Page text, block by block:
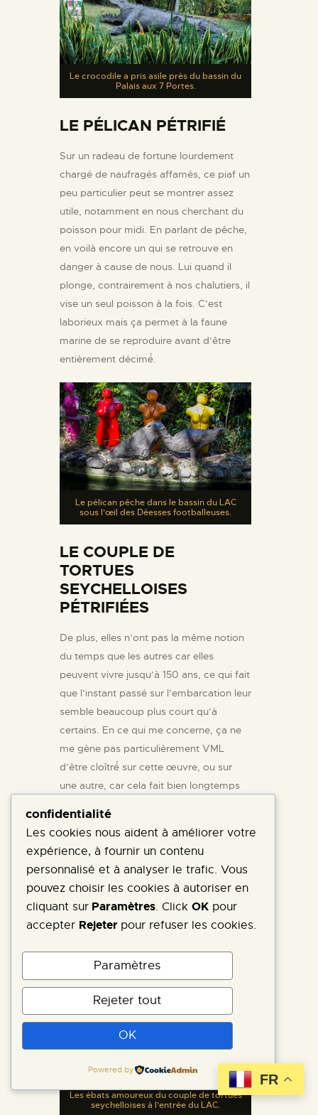
Le crocodile a pris asile près du bassin du
Palais aux 7 Portes.
LE PÉLICAN PÉTRIFIÉ
Sur un radeau de fortune lourdement
chargé de naufragés affamés, ce piaf un
peu particulier peut se montrer assez
utile, notamment en nous cherchant du
poisson pour midi. En parlant de pêche,
en voilà encore un qui se retrouve en
danger à cause de nous. Lui quand il
plonge, contrairement à nos chalutiers, il
vise un seul poisson à la fois. C’est
laborieux mais ça permet à la faune
marine de se reproduire avant d’être
entièrement décimé́.
Le pélican pêche dans le bassin du LAC
sous l’œil des Déesses footballeuses.
LE COUPLE DE
TORTUES
SEYCHELLOISES
PÉTRIFIÉES
De plus, elles n’ont pas la même notion
du temps que les autres car elles
peuvent vivre jusqu’à 150 ans, ce qui fait
que l’instant passé sur l’embarcation leur
semble beaucoup plus court qu’à
certains. En ce qui me concerne, ça ne
me gène pas particulièrement VML
d’être cloîtré́ sur cette œuvre, ou sur
une autre, car cela fait bien longtemps
dans un univers fictif qu’il s’est inventé
sur mesures, loin du Monde réel.
L’utopie et la rêverie ne sont sans doute
qu’une façon de contourner les
problèmes de la vraie vie, mais comme
l’autruche, il est un adepte de la tête
dans le sable volcanique. Vive
l’Autruchisme!
Les ébats amoureux du couple de tortues
seychelloises à l’entrée du LAC.
FR
confidentialité
Les cookies nous aident à améliorer votre
expérience, à fournir un contenu
personnalisé et à analyser le trafic. Vous
pouvez choisir les cookies à autoriser en
cliquant sur Paramètres. Click OK pour
accepter Rejeter pour refuser les cookies.
Paramètres
Rejeter tout
OK
Powered by